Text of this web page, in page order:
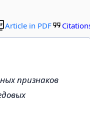
Article in PDF
признаков